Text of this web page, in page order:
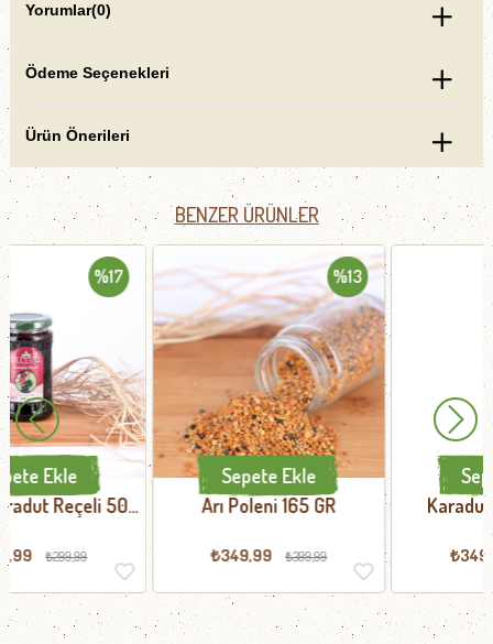
Yorumlar(0)
Ödeme Seçenekleri
Ürün Önerileri
BENZER ÜRÜNLER
Arı Poleni 165 GR
₺349,99
Sepete Ekle
%13
Karadut Özü 700 GR
₺349,99 ₺399,99
Sepete Ekle